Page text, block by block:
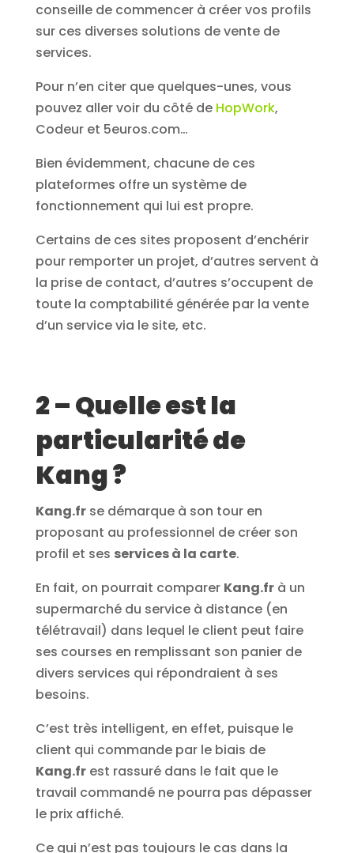
conseille de commencer à créer vos profils
sur ces diverses solutions de vente de
services.
Pour n’en citer que quelques-unes, vous
pouvez aller voir du côté de HopWork,
Codeur et 5euros.com…
Bien évidemment, chacune de ces
plateformes offre un système de
fonctionnement qui lui est propre.
Certains de ces sites proposent d’enchérir
pour remporter un projet, d’autres servent à
la prise de contact, d’autres s’occupent de
toute la comptabilité générée par la vente
d’un service via le site, etc.
2 – Quelle est la
particularité de
Kang ?
Kang.frse démarque à son tour en
proposant au professionnel de créer son
profil et ses services à la carte.
En fait, on pourrait comparer Kang.frà un
supermarché du service à distance (en
télétravail) dans lequel le client peut faire
ses courses en remplissant son panier de
divers services qui répondraient à ses
besoins.
C’est très intelligent, en effet, puisque le
client qui commande par le biais de
Kang.frest rassuré dans le fait que le
travail commandé ne pourra pas dépasser
le prix affiché.
Ce qui n’est pas toujours le cas dans la